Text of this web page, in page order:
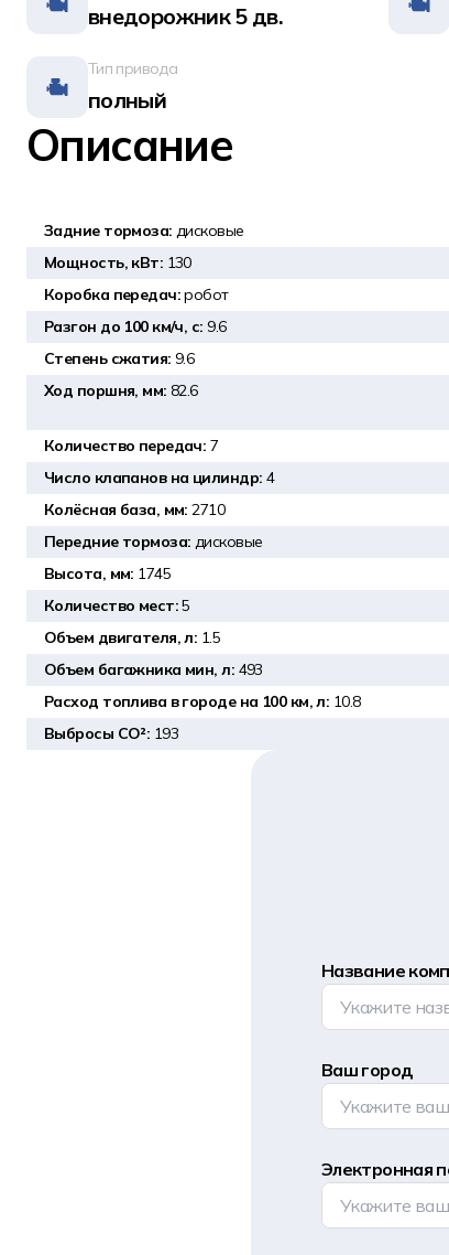
внедорожник 5 дв.
Тип привода
полный
Описание
Задние тормоза:дисковые
Мощность, кВт: 130
Коробка передач:робот
Разгон до 100 км/ч, с: 9.6
Степень сжатия: 9.6
Ход поршня, мм:82.6
Количество передач: 7
Число клапанов на цилиндр: 4
Колёсная база, мм:2710
Передние тормоза: дисковые
Высота, мм: 1745
Количество мест:5
Объем двигателя, л: 1.5
Объем багажника мин, л: 493
Расход топлива в городе на 100 км, л: 10.8
Выбросы CO²: 193
Название
Ваш город
Электронная